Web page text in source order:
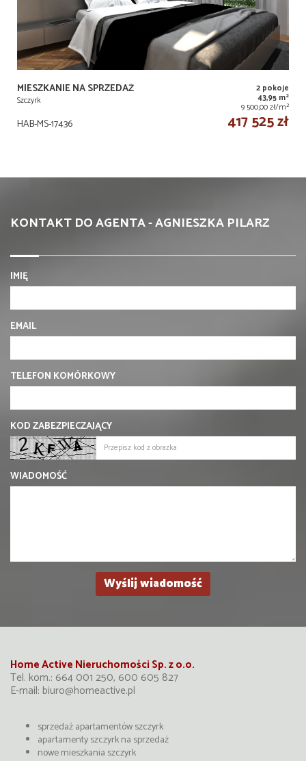
MIESZKANIE NA SPRZEDAŻ
Szczyrk
2 pokoje
43,95 m2
9 500,00 zł/m2
HAB-MS-17436 417 525 zł
KONTAKT DO AGENTA - AGNIESZKA PILARZ
IMIĘ
EMAIL
TELEFON KOMÓRKOWY
KOD ZABEZPIECZAJĄCY
WIADOMOŚĆ
Home Active Nieruchomości Sp. z o.o.
Tel. kom.: 664 001 250, 600 605 827
E-mail: biuro@homeactive.pl
sprzedaż apartamentów szczyrk
apartamenty szczyrk na sprzedaż
nowe mieszkania szczyrk